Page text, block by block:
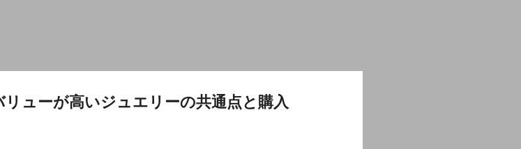
ューが高いジュエリーの共通点と購入